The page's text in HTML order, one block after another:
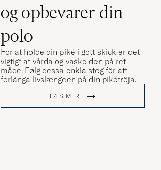
og opbevarer din
polo
For at holde din piké i gott skick er det
vigtigt at vårda og vaske den på ret
måde. Følg dessa enkla steg för att
forlänga livslængden på din pikétröja.
LÆS MERE